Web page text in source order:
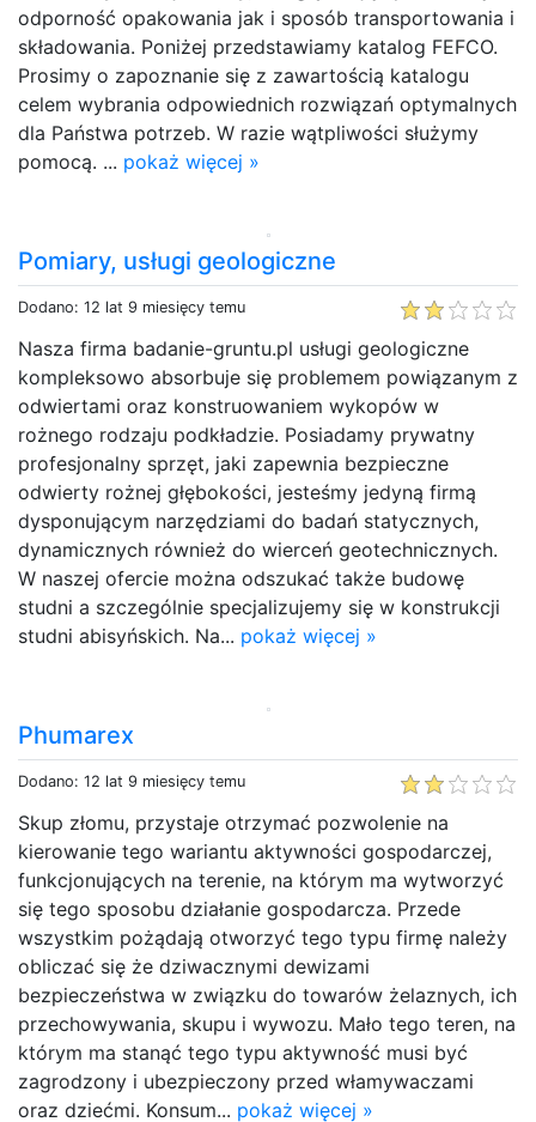
odporność opakowania jak i sposób transportowania i
składowania. Poniżej przedstawiamy katalog FEFCO.
Prosimy o zapoznanie się z zawartością katalogu
celem wybrania odpowiednich rozwiązań optymalnych
dla Państwa potrzeb. W razie wątpliwości służymy
pomocą. ... pokaż więcej »
Pomiary, usługi geologiczne
Dodano: 12 lat 9 miesięcy temu
Nasza firma badanie-gruntu.pl usługi geologiczne
kompleksowo absorbuje się problemem powiązanym z
odwiertami oraz konstruowaniem wykopów w
rożnego rodzaju podkładzie. Posiadamy prywatny
profesjonalny sprzęt, jaki zapewnia bezpieczne
odwierty rożnej głębokości, jesteśmy jedyną firmą
dysponującym narzędziami do badań statycznych,
dynamicznych również do wierceń geotechnicznych.
W naszej ofercie można odszukać także budowę
studni a szczególnie specjalizujemy się w konstrukcji
studni abisyńskich. Na... pokaż więcej »
Phumarex
Dodano: 12 lat 9 miesięcy temu
Skup złomu, przystaje otrzymać pozwolenie na
kierowanie tego wariantu aktywności gospodarczej,
funkcjonujących na terenie, na którym ma wytworzyć
się tego sposobu działanie gospodarcza. Przede
wszystkim pożądają otworzyć tego typu firmę należy
obliczać się że dziwacznymi dewizami
bezpieczeństwa w związku do towarów żelaznych, ich
przechowywania, skupu i wywozu. Mało tego teren, na
którym ma stanąć tego typu aktywność musi być
zagrodzony i ubezpieczony przed włamywaczami
oraz dziećmi. Konsum... pokaż więcej »